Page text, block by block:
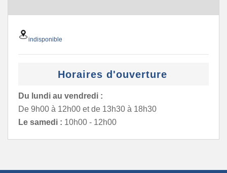
indisponible
Horaires d'ouverture
Du lundi au vendredi :
De 9h00 à 12h00 et de 13h30 à 18h30
Le samedi : 10h00 - 12h00